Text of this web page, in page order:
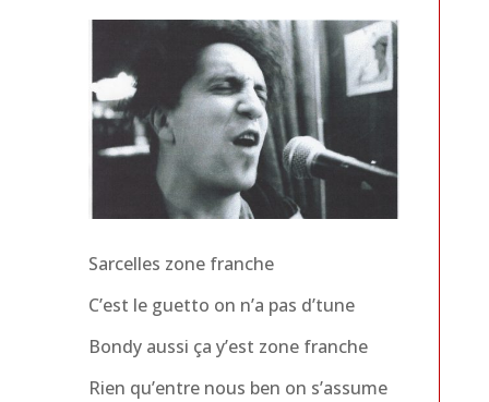
Sarcelles zone franche
C’est le guetto on n’a pas d’tune
Bondy aussi ça y’est zone franche
Rien qu’entre nous ben on s’assume